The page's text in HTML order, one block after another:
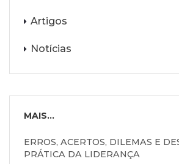
Artigos
Notícias
MAIS...
ERROS, ACERTOS, DILEMAS E
PRÁTICA DA LIDERANÇA